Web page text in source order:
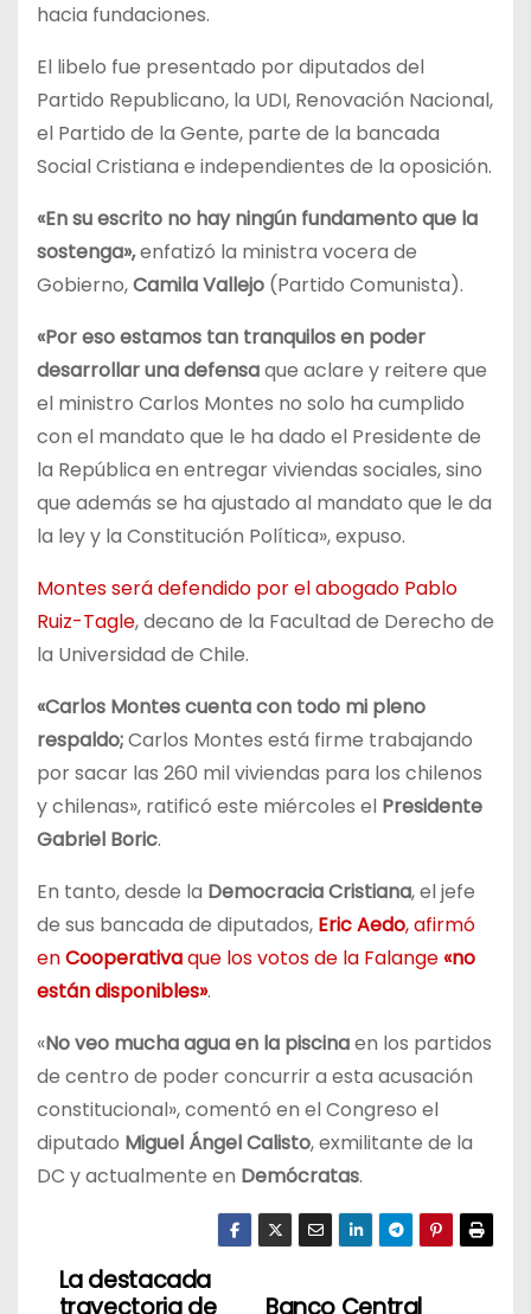
hacia fundaciones.
El libelo fue presentado por diputados del
Partido Republicano, la UDI, Renovación Nacional,
el Partido de la Gente, parte de la bancada
Social Cristiana e independientes de la oposición.
«En su escrito no hay ningún fundamento que la
sostenga»,enfatizó la ministra vocera de
Gobierno,Camila Vallejo (Partido Comunista).
«Por eso estamos tan tranquilos en poder
desarrollar una defensaque aclare y reitere que
el ministro Carlos Montes no solo ha cumplido
con el mandato que le ha dado el Presidente de
la República en entregar viviendas sociales, sino
que además se ha ajustado al mandato que le da
la ley y la Constitución Política», expuso.
Montes será defendido por el abogado Pablo
Ruiz-Tagle, decano de la Facultad de Derecho de
la Universidad de Chile.
«Carlos Montes cuenta con todo mi pleno
respaldo;Carlos Montes está firme trabajando
por sacar las 260 mil viviendas para los chilenos
y chilenas», ratificó este miércoles el Presidente
Gabriel Boric.
En tanto, desde la Democracia Cristiana, el jefe
de sus bancada de diputados, Eric Aedo, afirmó
enCooperativaque los votos de la Falange«no
están disponibles».
«No veo mucha agua en la piscinaen los partidos
de centro de poder concurrir a esta acusación
constitucional», comentó en el Congreso el
diputado Miguel Ángel Calisto, exmilitante de la
DC y actualmente en Demócratas.
NLa destacada